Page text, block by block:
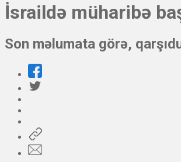
İsraildə müharibə
Son məlumata görə,